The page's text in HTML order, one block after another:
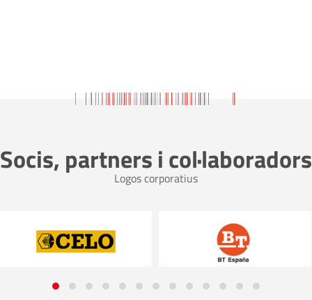
Socis, partners i col·laboradors
Logos corporatius